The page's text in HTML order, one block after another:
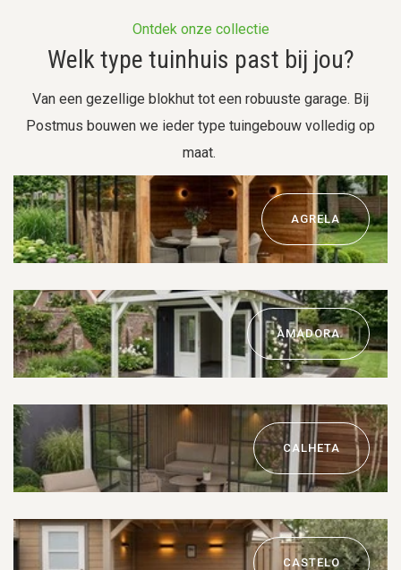
Ontdek onze collectie
Welk type tuinhuis past bij jou?
Van een gezellige blokhut tot een robuuste garage. Bij
Postmus bouwen we ieder type tuingebouw volledig op
maat.
AGRELA
AMADORA
CALHETA
CASTELO